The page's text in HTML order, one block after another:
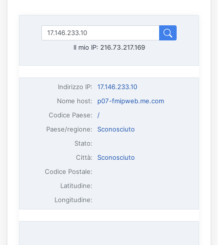
Il mio IP: 216.73.217.169
Indirizzo IP:
17.146.233.10
Nome host:
p07-fmipweb.me.com
Codice Paese:
/
Paese/regione:
Sconosciuto
Stato:
Città:
Sconosciuto
Codice Postale:
Latitudine:
Longitudine: